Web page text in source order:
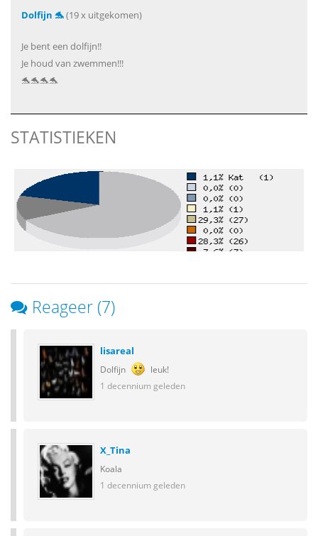
Dolfijn 🐬(19 x uitgekomen)
Je bent een dolfijn!!
Je houd van zwemmen!!!
🐬🐬🐬🐬
STATISTIEKEN
Reageer (7)
lisareal
Dolfijn
leuk!
1 decennium geleden
X_Tina
Koala
1 decennium geleden